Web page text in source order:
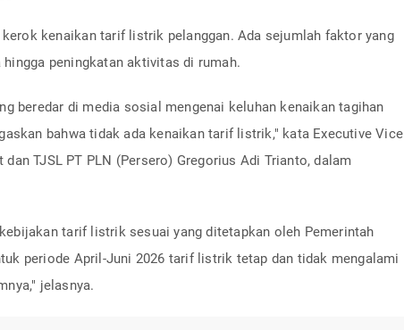
kerok kenaikan tarif listrik pelanggan. Ada sejumlah faktor yang
peningkatan aktivitas di rumah.
beredar di media sosial mengenai keluhan kenaikan tagihan
bahwa tidak ada kenaikan tarif listrik," kata Executive Vice
TJSL PT PLN (Persero) Gregorius Adi Trianto, dalam
tarif listrik sesuai yang ditetapkan oleh Pemerintah
periode April-Juni 2026 tarif listrik tetap dan tidak mengalami
jelasnya.